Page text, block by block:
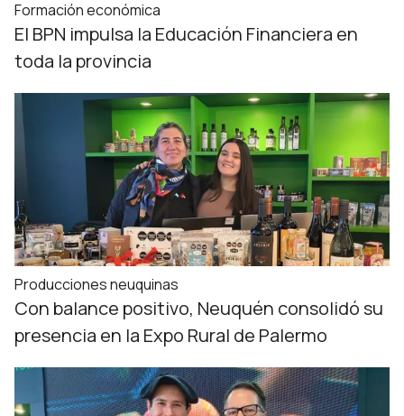
Formación económica
El BPN impulsa la Educación Financiera en
toda la provincia
Producciones neuquinas
Con balance positivo, Neuquén consolidó su
presencia en la Expo Rural de Palermo